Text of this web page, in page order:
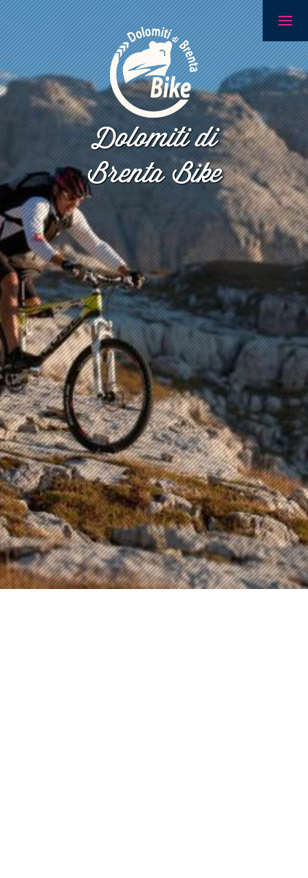
Dolomiti di
Brenta Bike